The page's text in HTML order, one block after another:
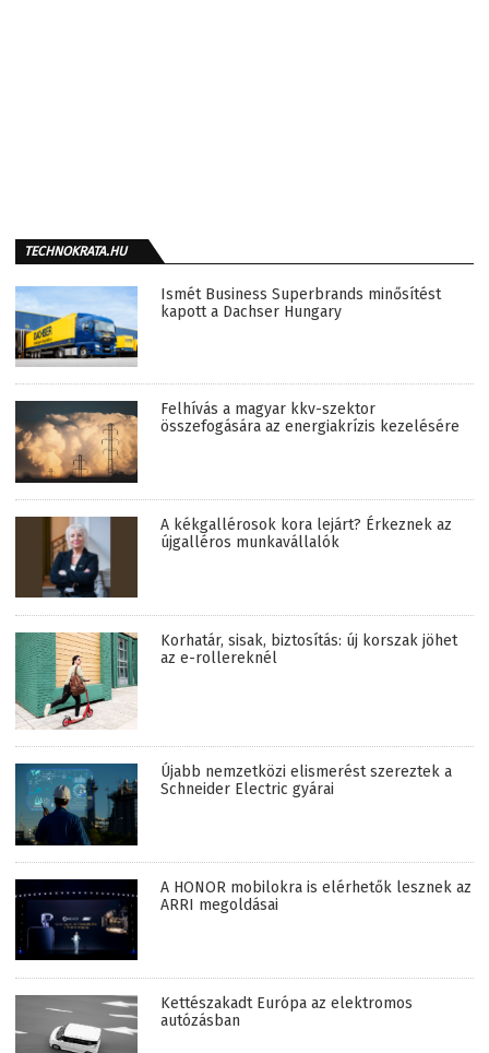
TECHNOKRATA.HU
Ismét Business Superbrands minősítést
kapott a Dachser Hungary
Felhívás a magyar kkv-szektor
összefogására az energiakrízis kezelésére
A kékgallérosok kora lejárt? Érkeznek az
újgalléros munkavállalók
Korhatár, sisak, biztosítás: új korszak jöhet
az e-rollereknél
Újabb nemzetközi elismerést szereztek a
Schneider Electric gyárai
A HONOR mobilokra is elérhetők lesznek az
ARRI megoldásai
Kettészakadt Európa az elektromos
autózásban